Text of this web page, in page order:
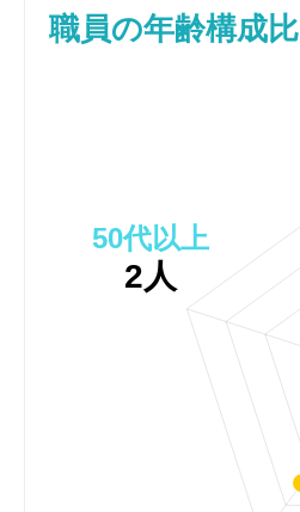
職員の年齢構成比
50代以上
2人